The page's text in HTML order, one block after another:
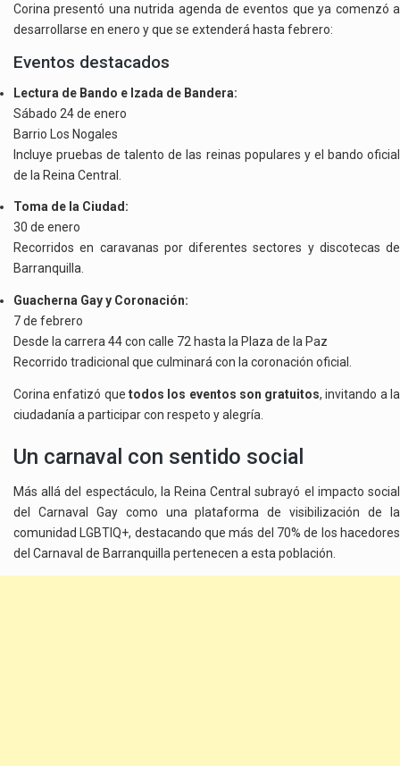
Corina presentó una nutrida agenda de eventos que ya comenzó a
desarrollarse en enero y que se extenderá hasta febrero:
Eventos destacados
Lectura de Bando e Izada de Bandera:
Sábado 24 de enero
Barrio Los Nogales
Incluye pruebas de talento de las reinas populares y el bando oficial
de la Reina Central.
Toma de la Ciudad:
30 de enero
Recorridos en caravanas por diferentes sectores y discotecas de
Barranquilla.
Guacherna Gay y Coronación:
7 de febrero
Desde la carrera 44 con calle 72 hasta la Plaza de la Paz
Recorrido tradicional que culminará con la coronación oficial.
Corina enfatizó que todos los eventos son gratuitos, invitando a la
ciudadanía a participar con respeto y alegría.
Un carnaval con sentido social
Más allá del espectáculo, la Reina Central subrayó el impacto social
del Carnaval Gay como una plataforma de visibilización de la
comunidad LGBTIQ+, destacando que más del 70% de los hacedores
del Carnaval de Barranquilla pertenecen a esta población.